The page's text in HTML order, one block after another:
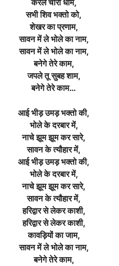
करले चारो धाम,
सभी शिव भक्तो को,
शेखर का प्रणाम,
सावन में ले भोले का नाम,
सावन में ले भोले का नाम,
बनेगे तेरे काम,
जपले तू सुबह शाम,
बनेगे तेरे काम…
आई भीड़ उमड़ भक्तो की,
भोले के दरबार में,
नाचे झूम झूम कर सारे,
सावन के त्यौहार में,
आई भीड़ उमड़ भक्तो की,
भोले के दरबार में,
नाचे झूम झूम कर सारे,
सावन के त्यौहार में,
हरिद्वार से लेकर काशी,
हरिद्वार से लेकर काशी,
कावड़ियों का जाम,
सावन में ले भोले का नाम,
बनेगे तेरे काम,